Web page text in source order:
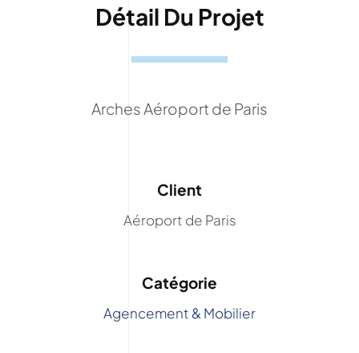
Détail Du Projet
Arches Aéroport de Paris
Client
Aéroport de Paris
Catégorie
Agencement & Mobilier